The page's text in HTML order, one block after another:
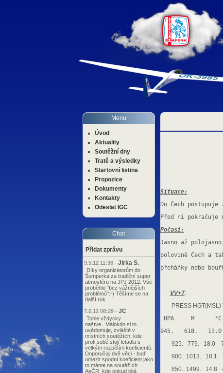
Menu
Úvod
Aktuality
Soutěžní dny
Tratě a výsledky
Startovní listina
Propozice
Dokumenty
Kontakty
Odeslat IGC
Chat
Přidat zprávu
9.5.12 11:36- Jirka S.
Díky organizátorům do
Šumperka za tradiční super
atmosféru na JPJ 2012. Vše
proběhlo "bez vážnějších
problémů":-) Těšíme se na
další rok.
7.5.12 08:29- JC
Tohle vždycky
naštve...Málokdo si to
uvědomuje, zvláště v
místních soutěžích, kde
proti sobě stojí letadla s
velkým rozpětím koeficientů.
Doporučuji dvě věci - buď
omezit spodní koeficient jako
to máme na soutěžích
AeČR, kde pokud létá
Situace:
Do Čech
Před ní pokračuje
Počasí:
Jasno až
polovině Čech a
přeháňky nebo
VV+T:
PRESS
HPA     M
945.   618.
925. 779. 18.0
900. 1013. 18.1
850. 1499. 14.8